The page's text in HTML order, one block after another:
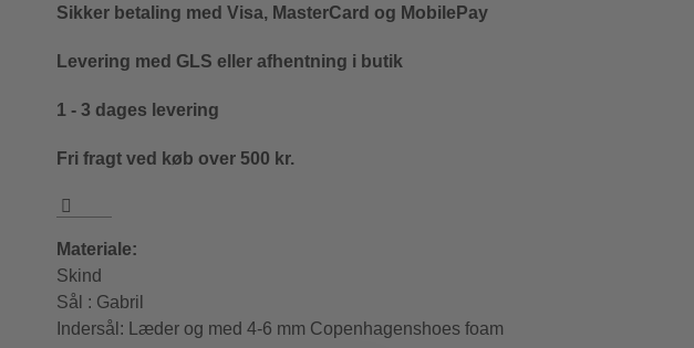
Sikker betaling med Visa, MasterCard og MobilePay
Levering med GLS eller afhentning i butik
1 - 3 dages levering
Fri fragt ved køb over 500 kr.
Materiale:
Skind
Sål : Gabril
Indersål: Læder og med 4-6 mm Copenhagenshoes foam